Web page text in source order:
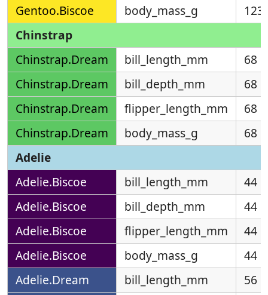
Gentoo.Biscoe body_mass_g
123
Chinstrap
Chinstrap.Dream
bill_length_mm
68
Chinstrap.Dream
bill_depth_mm
68
Chinstrap.Dream
flipper_length_mm
68
Chinstrap.Dream
body_mass_g
68
Adelie
Adelie.Biscoe
bill_length_mm
44
Adelie.Biscoe
bill_depth_mm
44
Adelie.Biscoe
flipper_length_mm
44
Adelie.Biscoe
body_mass_g
44
Adelie.Dream
bill_length_mm
56